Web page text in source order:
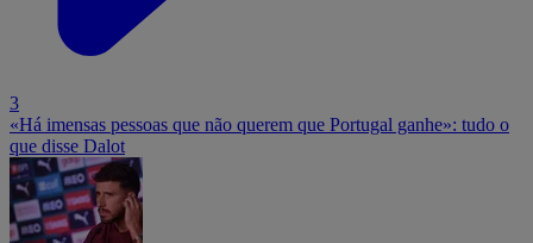
3
«Há imensas pessoas que não querem que Portugal ganhe»: tudo o
que disse Dalot